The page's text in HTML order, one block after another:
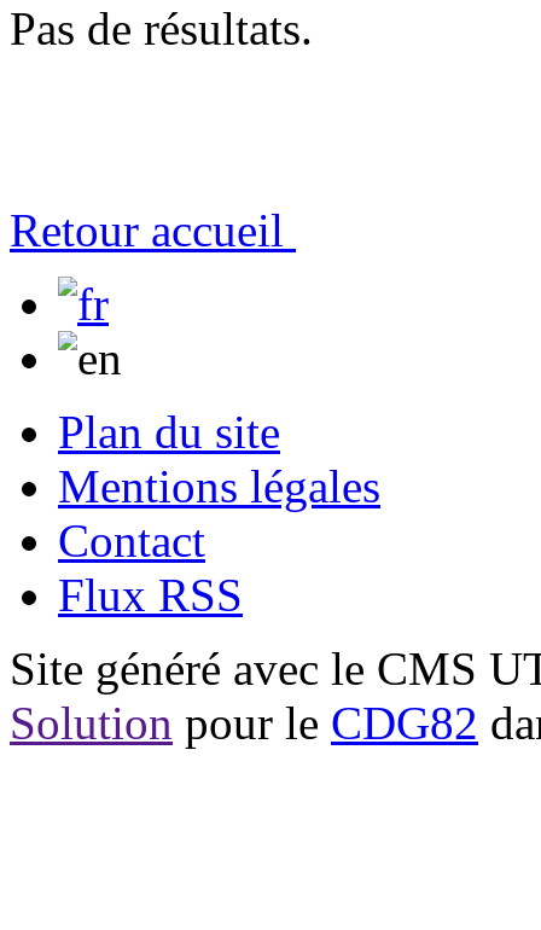
Pas de résultats.
Retour accueil
Plan du site
Mentions légales
Contact
Flux RSS
Site généré avec le CMS
Solution pour le CDG82